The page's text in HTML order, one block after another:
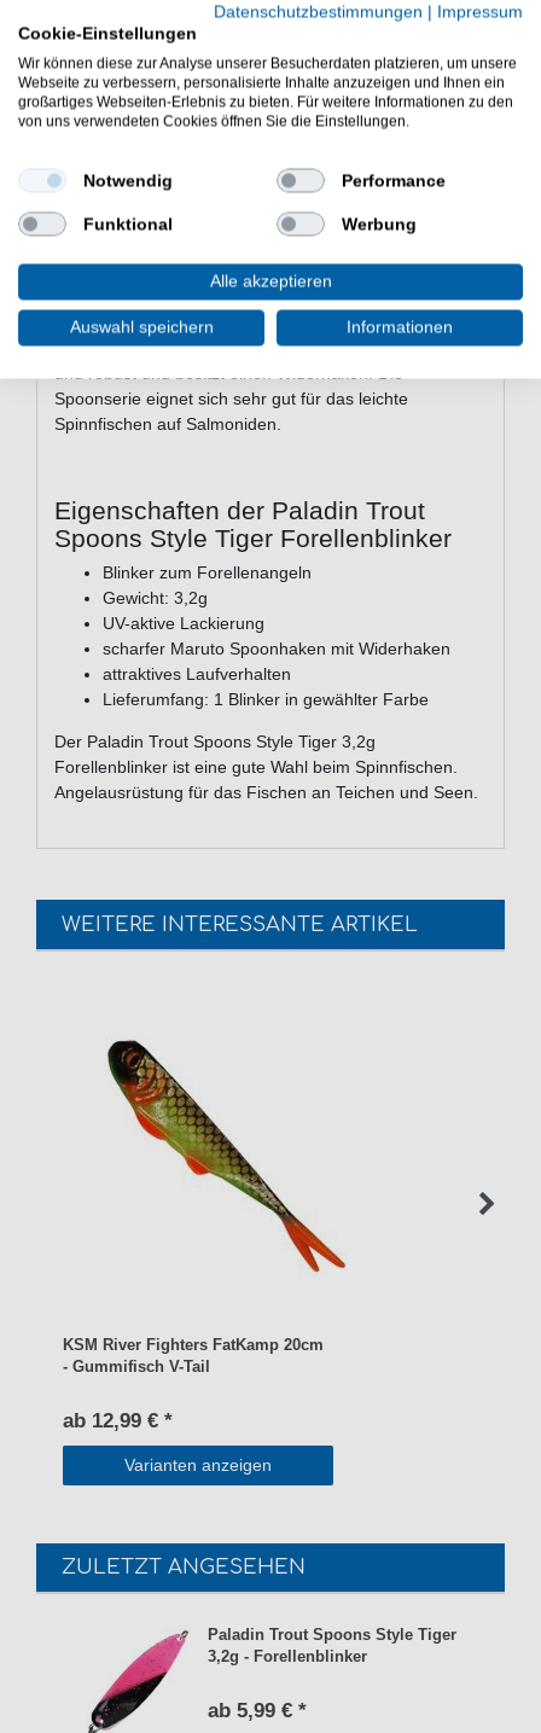
Paladin Trout Spoons Style
Der Paladin Trout Spoons Style Tiger
Forellenblinker eignet sich sehr gut
zum Forellenfischen
Paladin Trout Spoons Style Tiger 3,2g - Forellenblinker -
Der Blinker von Paladin ist eine gute Wahl für das aktive
Angeln auf Forellen an Forellenteichen und
Forellenseen. Der verbaute Spoonhaken ist sehr scharf
und robust und besitzt einen Widerhaken. Die
Spoonserie eignet sich sehr gut für das leichte
Spinnfischen auf Salmoniden.
Eigenschaften der Paladin Trout
Spoons Style Tiger Forellenblinker
Blinker zum Forellenangeln
Gewicht: 3,2g
UV-aktive Lackierung
scharfer Maruto Spoonhaken mit Widerhaken
attraktives Laufverhalten
Lieferumfang: 1 Blinker in gewählter Farbe
Der Paladin Trout Spoons Style Tiger 3,2g
Forellenblinker ist eine gute Wahl beim Spinnfischen.
Angelausrüstung für das Fischen an Teichen und Seen.
WEITERE INTERESSANTE ARTIKEL
KSM River Fighters FatKamp 20cm
- Gummifisch V-Tail
ab 12,99 € *
Varianten anzeigen
ZULETZT ANGESEHEN
Paladin Trout Spoons Style Tiger
3,2g - Forellenblinker
ab 5,99 € *
Datenschutzbestimmungen | Impressum
Cookie-Einstellungen
Wir können diese zur Analyse unserer Besucherdaten platzieren, um unsere
Webseite zu verbessern, personalisierte Inhalte anzuzeigen und Ihnen ein
großartiges Webseiten-Erlebnis zu bieten. Für weitere Informationen zu den
von uns verwendeten Cookies öffnen Sie die Einstellungen.
Notwendig Performance
Funktional Werbung
Alle akzeptieren
Auswahl speichern Informationen